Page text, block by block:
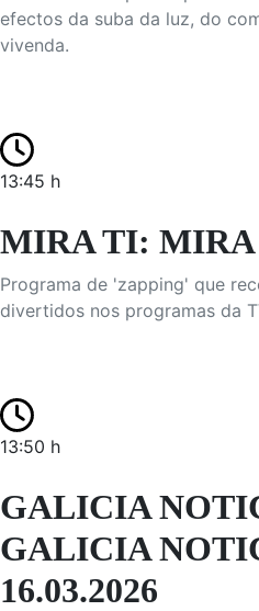
efectos da suba da luz, do
vivenda.
13:45 h
MIRA TI: MIRA
Programa de 'zapping' que
divertidos nos programas da
13:50 h
GALICIA
GALICIA
16.03.2026